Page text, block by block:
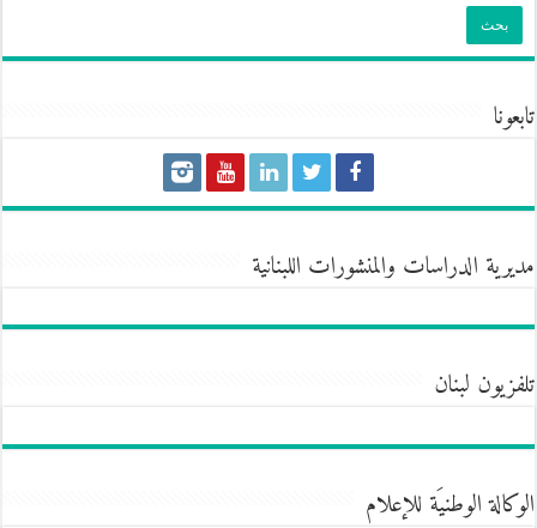
تابعونا
مديرية الدراسات والمنشورات اللبنانية
تلفزيون لبنان
الوكالة الوطنيَة للإعلام